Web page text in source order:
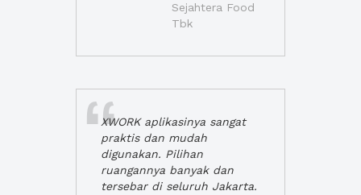
Sejahtera Food
Tbk
XWORK aplikasinya sangat
praktis dan mudah
digunakan. Pilihan
ruangannya banyak dan
tersebar di seluruh Jakarta.